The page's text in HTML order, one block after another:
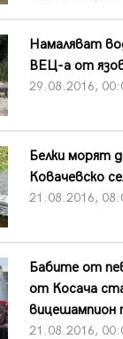
Намаляват
ВЕЦ-а от
29.08.2016,
Белки морят
Ковачевско
21.08.2016,
Бабите от
от Косача
вицешампион
21.08.2016,